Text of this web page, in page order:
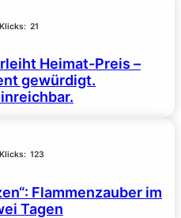
Klicks: 21
Heimat-Preis –
gewürdigt.
Klicks: 123
Flammenzauber im
Tagen